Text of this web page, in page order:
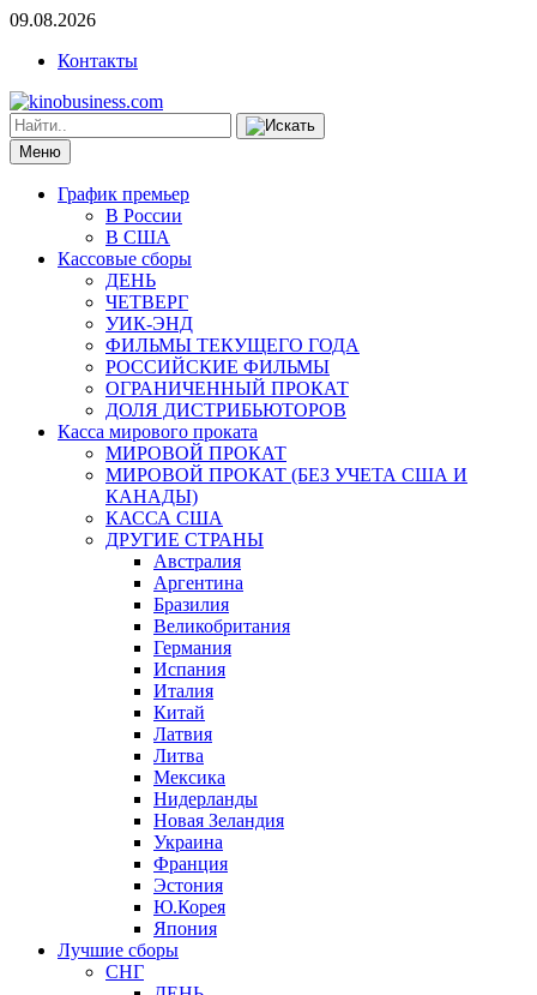
09.08.2026
Контакты
Меню
График премьер
В России
В США
Кассовые сборы
ДЕНЬ
ЧЕТВЕРГ
УИК-ЭНД
ФИЛЬМЫ ТЕКУЩЕГО ГОДА
РОССИЙСКИЕ ФИЛЬМЫ
ОГРАНИЧЕННЫЙ ПРОКАТ
ДОЛЯ ДИСТРИБЬЮТОРОВ
Касса мирового проката
МИРОВОЙ ПРОКАТ
МИРОВОЙ ПРОКАТ (БЕЗ УЧЕТА США И
КАНАДЫ)
КАССА США
ДРУГИЕ СТРАНЫ
Австралия
Аргентина
Бразилия
Великобритания
Германия
Испания
Италия
Китай
Латвия
Литва
Мексика
Нидерланды
Новая Зеландия
Украина
Франция
Эстония
Ю.Корея
Япония
Лучшие сборы
СНГ